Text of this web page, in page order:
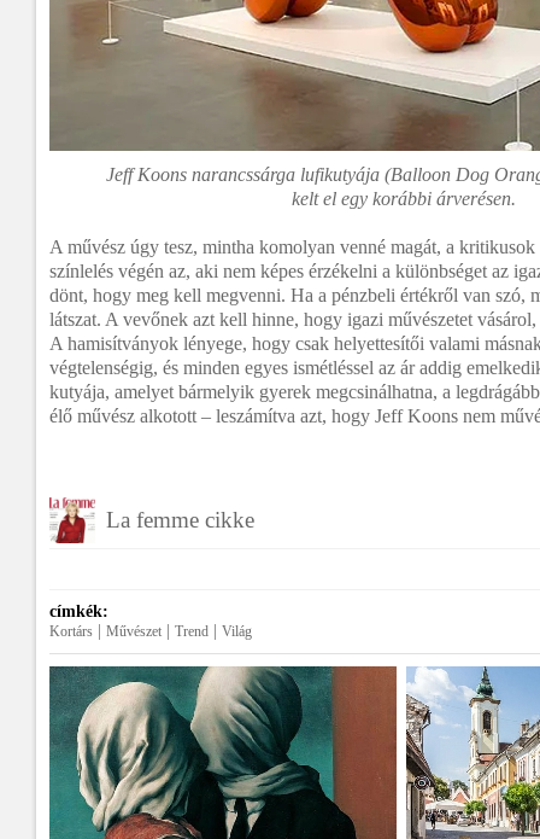
Jeff Koons narancssárga lufikutyája (Balloon Dog
kelt el egy korábbi árverésen.
A művész úgy tesz, mintha komolyan venné magát, a
színlelés végén az, aki nem képes érzékelni a különbséget az
dönt, hogy meg kell megvenni. Ha a pénzbeli értékről van szó,
látszat. A vevőnek azt kell hinne, hogy igazi művészetet vásárol,
A hamisítványok lényege, hogy csak helyettesítői valami
végtelenségig, és minden egyes ismétléssel az ár addig
kutyája, amelyet bármelyik gyerek megcsinálhatna, a
élő művész alkotott – leszámítva azt, hogy Jeff Koons nem
La femme cikke
címkék:
Kortárs Művészet Trend Világ